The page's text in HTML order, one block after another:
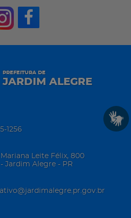
PREFEITURA DE
JARDIM ALEGRE
1256
Leite Félix, 800
Jardim Alegre - PR